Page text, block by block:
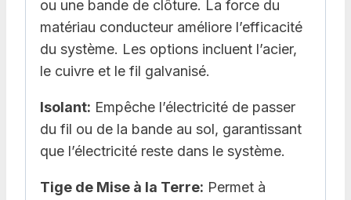
ou une bande de clôture. La force du
matériau conducteur améliore l’efficacité
du système. Les options incluent l’acier,
le cuivre et le fil galvanisé.
Isolant: Empêche l’électricité de passer
du fil ou de la bande au sol, garantissant
que l’électricité reste dans le système.
Tige de Mise à la Terre: Permet à